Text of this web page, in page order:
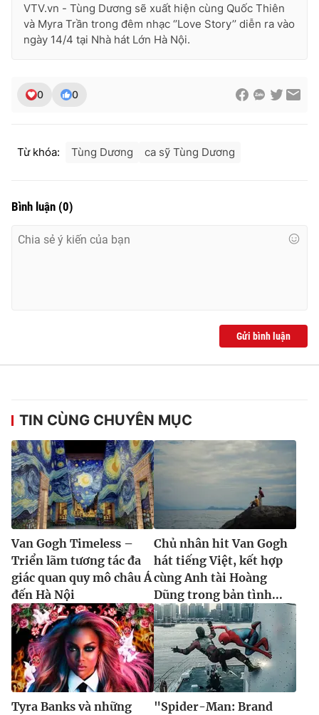
VTV.vn - Tùng Dương sẽ xuất hiện cùng Quốc Thiên
và Myra Trần trong đêm nhạc ‘’Love Story’’ diễn ra vào
ngày 14/4 tại Nhà hát Lớn Hà Nội.
0 0
Từ khóa: Tùng Dương ca sỹ Tùng Dương
Bình luận (0)
Gửi bình luận
TIN CÙNG CHUYÊN MỤC
Van Gogh Timeless –
Triển lãm tương tác đa
giác quan quy mô châu Á
đến Hà Nội
Chủ nhân hit Van Gogh
hát tiếng Việt, kết hợp
cùng Anh tài Hoàng
Dũng trong bản tình...
Tyra Banks và những
"Spider-Man: Brand